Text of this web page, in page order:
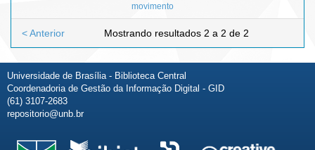
movimento
Mostrando resultados 2 a 2 de 2
< Anterior
Universidade de Brasília - Biblioteca Central
Coordenadoria de Gestão da Informação Digital - GID
(61) 3107-2683
repositorio@unb.br